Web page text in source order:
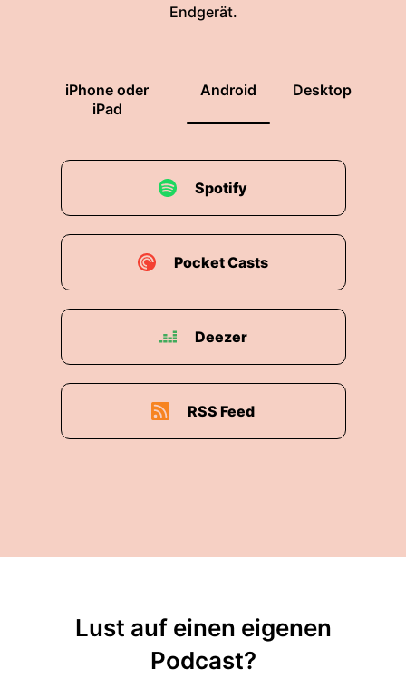
Endgerät.
iPhone oder
iPad
Android Desktop
Spotify
Pocket Casts
Deezer
RSS Feed
Lust auf einen eigenen
Podcast?